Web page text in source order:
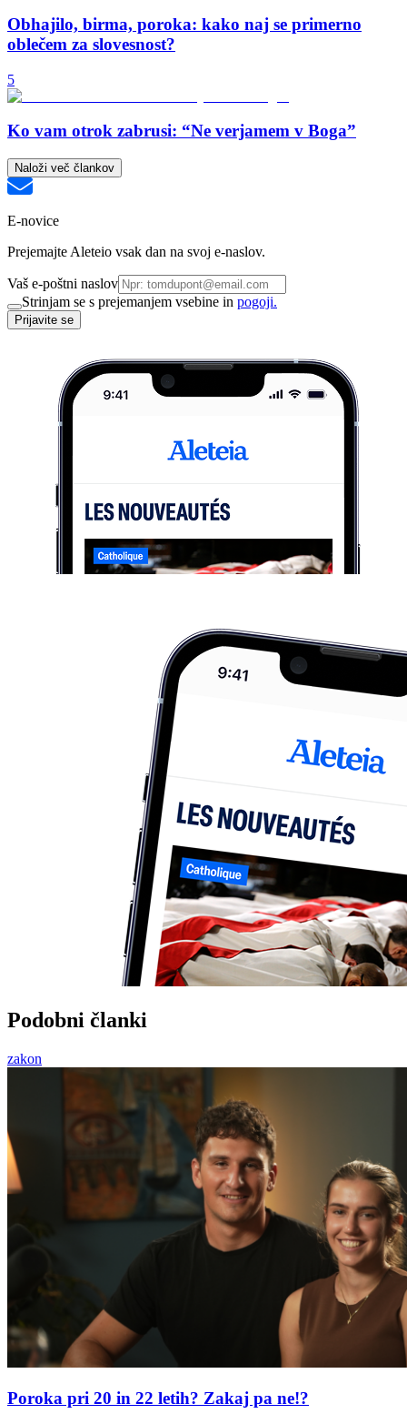
Obhajilo, birma, poroka: kako naj se primerno
oblečem za slovesnost?
5
Ko vam otrok zabrusi: “Ne verjamem v Boga”
Naloži več člankov
E-novice
Prejemajte Aleteio vsak dan na svoj e-naslov.
Vaš e-poštni naslov
Strinjam se s prejemanjem vsebine in pogoji.
Prijavite se
Podobni članki
zakon
Poroka pri 20 in 22 letih? Zakaj pa ne!?